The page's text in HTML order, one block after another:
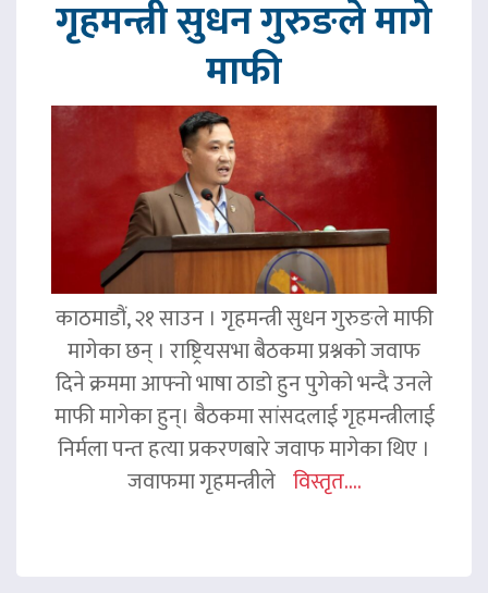
गृहमन्त्री सुधन गुरुङले मागे
माफी
काठमाडौं, २१ साउन । गृहमन्त्री सुधन गुरुङले माफी
मागेका छन् । राष्ट्रियसभा बैठकमा प्रश्नको जवाफ
दिने क्रममा आफ्नो भाषा ठाडो हुन पुगेको भन्दै उनले
माफी मागेका हुन्। बैठकमा सांसदलाई गृहमन्त्रीलाई
निर्मला पन्त हत्या प्रकरणबारे जवाफ मागेका थिए ।
जवाफमा गृहमन्त्रीले विस्तृत....